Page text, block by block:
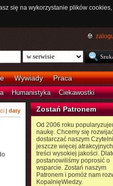
się na wykorzystanie plików
Wywiady Praca
Humanistyka Ciekawostki
| daty Zostań Patronem
Od 2006 roku
naukę. Chcemy się
dostarczać naszym
jeszcze więcej atrakcyjnych
treści wysokiej jakości.
postanowiliśmy poprosić o
wsparcie. Zostań naszym
Patronem i pomóż nam
KopalnięWiedzy.